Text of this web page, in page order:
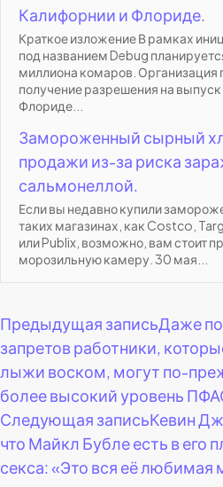
Калифорнии и Флориде.
Краткое изложение В рамках
под названием Debug
миллиона комаров. Организация
получение разрешения на
Флориде...
Замороженный сырный
продажи из-за риска
сальмонеллой.
Если вы недавно купили
таких магазинах, как Costco,
или Publix, возможно, вам стоит
морозильную камеру. 30 мая...
Навигация
по
записям
Предыдущая записьДаже
запретов работники,
лыжи воском, могут по-
более высокий уровень
Следующая записьКевин
что Майкл Бубле есть в его
секса: «Это вся её любимая